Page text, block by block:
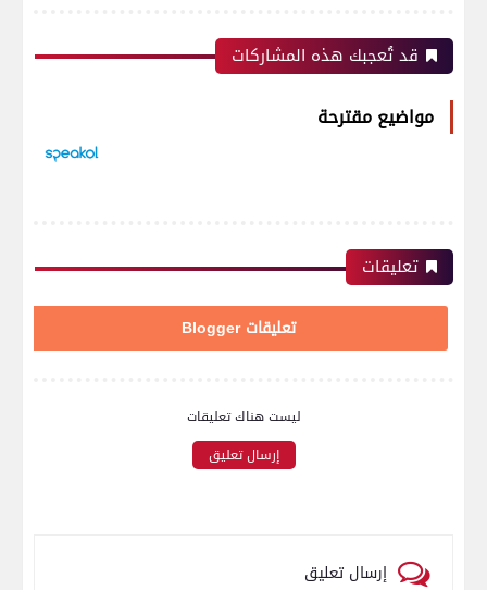
قد تُعجبك هذه المشاركات
مواضيع مقترحة
تعليقات
تعليقات Blogger
ليست هناك تعليقات
إرسال تعليق
إرسال تعليق